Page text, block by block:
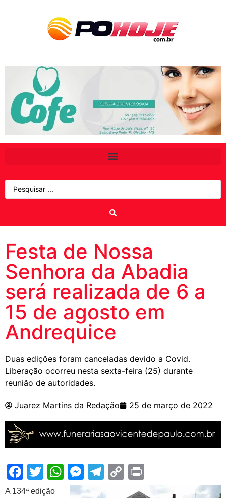
Festa de Nossa
Senhora da Abadia
será realizada de 6 a
15 de agosto em
Andrequice
Duas edições foram canceladas devido a Covid.
Liberação ocorreu nesta sexta-feira (25) durante
reunião de autoridades.
Juarez Martins da Redação 25 de março de 2022
Facebook
Twitter
WhatsApp
Messenger
Telegram
Copy
Link
A 134ª edição